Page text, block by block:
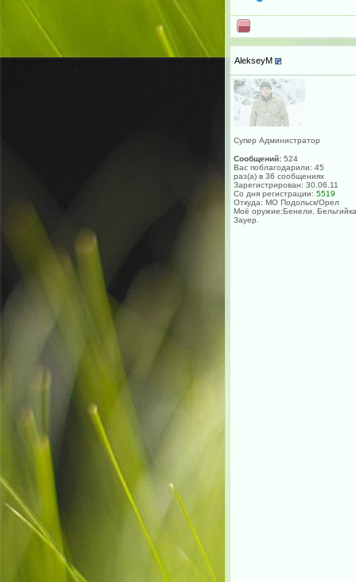
AlekseyM
Супер Администратор
Сообщений: 524
Вас поблагодарили: 45
раз(а) в 36 сообщениях
Зарегистрирован: 30.06.11
Со дня регистрации: 5519
Откуда: МО Подольск/Орел
Моё оружие:Бенели,
Зауер.